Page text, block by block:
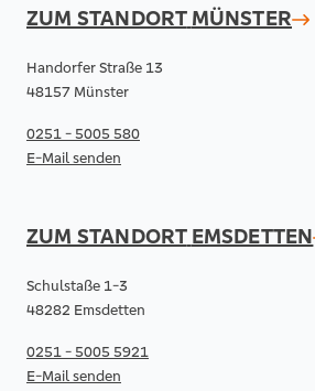
ZUM STANDORT MÜNSTER
Handorfer Straße 13
48157 Münster
0251 - 5005 580
E-Mail senden
ZUM STANDORT EMSDETTEN
Schulstaße 1-3
48282 Emsdetten
0251 - 5005 5921
E-Mail senden